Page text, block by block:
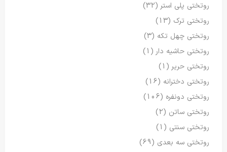
روتختی پلی استر(32)
روتختی ترک (13)
روتختی چهل تکه (3)
روتختی حاشیه دار(1)
روتختی حریر(1)
روتختی دخترانه (16)
روتختی دونفره (106)
روتختی ساتن (2)
روتختی سنتی (1)
روتختی سه بعدی (69)